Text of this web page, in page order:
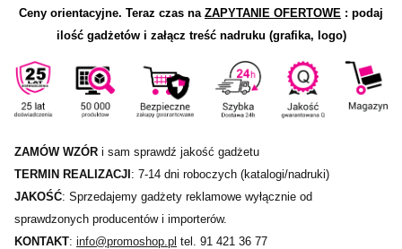
Ceny orientacyjne. Teraz czas na ZAPYTANIE OFERTOWE : podaj
ilość gadżetów i załącz treść nadruku (grafika, logo)
ZAMÓW WZÓR i sam sprawdź jakość gadżetu
TERMIN REALIZACJI: 7-14 dni roboczych (katalogi/nadruki)
JAKOŚĆ: Sprzedajemy gadżety reklamowe wyłącznie od
sprawdzonych producentów i importerów.
KONTAKT: info@promoshop.pl tel. 91 421 36 77